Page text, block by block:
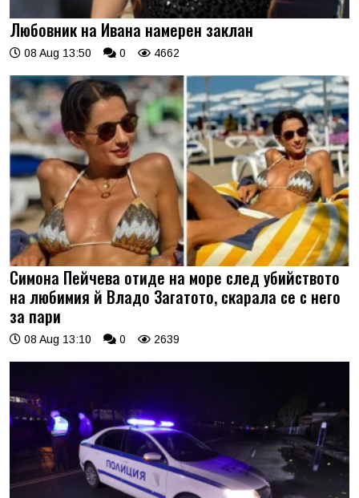
Любовник на Ивана намерен заклан
08 Aug 13:50 0 4662
Симона Пейчева отиде на море след убийството
на любимия й Владо Загатото, скарала се с него
за пари
08 Aug 13:10 0 2639